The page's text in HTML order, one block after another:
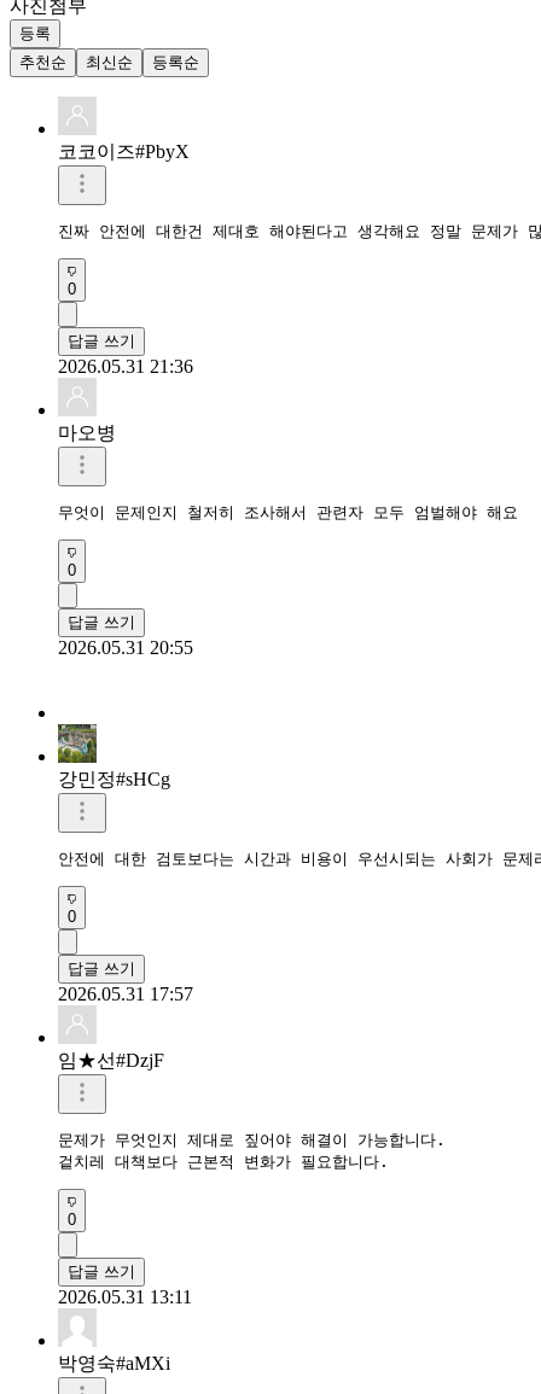
사진첨부
등록
추천순
최신순 등록순
코코이즈#PbyX
진짜 안전에 대한건 제대호 해야된다고 생각해요 정말 문제가
0
답글 쓰기
2026.05.31 21:36
마오병
무엇이 문제인지 철저히 조사해서 관련자 모두 엄벌해야 해요
0
답글 쓰기
2026.05.31 20:55
강민정#sHCg
안전에 대한 검토보다는 시간과 비용이 우선시되는 사회가
0
답글 쓰기
2026.05.31 17:57
임★선#DzjF
문제가 무엇인지 제대로 짚어야 해결이 가능합니다.
겉치레 대책보다 근본적 변화가 필요합니다.
0
답글 쓰기
2026.05.31 13:11
박영숙#aMXi